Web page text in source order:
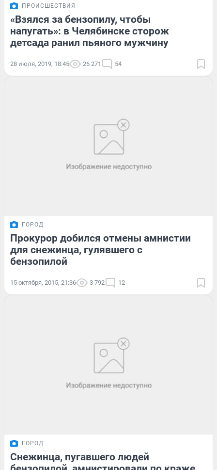
ПРОИСШЕСТВИЯ
«Взялся за бензопилу, чтобы
напугать»: в Челябинске сторож
детсада ранил пьяного мужчину
28 июля, 2019, 18:45 26 271 54
ГОРОД
Прокурор добился отмены амнистии
для снежинца, гулявшего с
бензопилой
15 октября, 2015, 21:36 3 792 12
ГОРОД
Снежинца, пугавшего людей